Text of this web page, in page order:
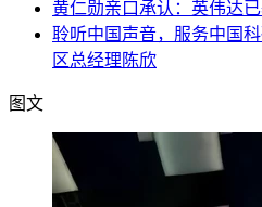
黄仁勋亲口承认：英伟达
聆听中国声音，服务中国
区总经理陈欣
图文